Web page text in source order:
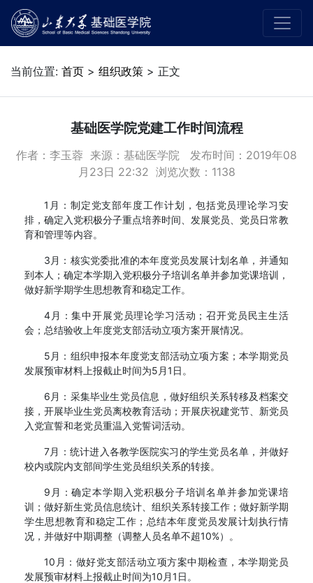
当前位置: 首页 > 组织政策 > 正文
基础医学院党建工作时间流程
作者：李玉蓉 来源：基础医学院 发布时间：2019年08
月23日 22:32 浏览次数： 1138
1月：制定党支部年度工作计划，包括党员理论学习安
排，确定入党积极分子重点培养时间、发展党员、党员日常教
育和管理等内容。
3月：核实党委批准的本年度党员发展计划名单，并通知
到本人；确定本学期入党积极分子培训名单并参加党课培训，
做好新学期学生思想教育和稳定工作。
4月：集中开展党员理论学习活动；召开党员民主生活
会；总结验收上年度党支部活动立项方案开展情况。
5月：组织申报本年度党支部活动立项方案；本学期党员
发展预审材料上报截止时间为5月1日。
6月：采集毕业生党员信息，做好组织关系转移及档案交
接，开展毕业生党员离校教育活动；开展庆祝建党节、新党员
入党宣誓和老党员重温入党誓词活动。
7月：统计进入各教学医院实习的学生党员名单，并做好
校内或院内支部间学生党员组织关系的转接。
9月：确定本学期入党积极分子培训名单并参加党课培
训；做好新生党员信息统计、组织关系转接工作；做好新学期
学生思想教育和稳定工作；总结本年度党员发展计划执行情
况，并做好中期调整（调整人员名单不超10%）。
10月：做好党支部活动立项方案中期检查，本学期党员
发展预审材料上报截止时间为10月1日。